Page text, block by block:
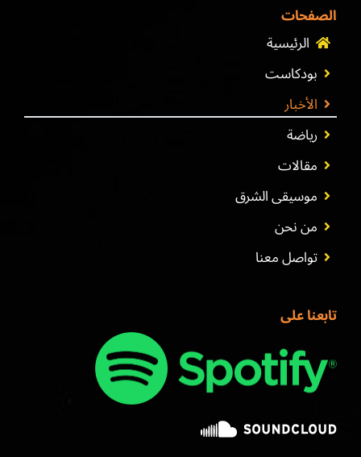
الصفحات
الرئيسية
بودكاست
الأخبار
رياضة
مقالات
موسيقى الشرق
من نحن
تواصل معنا
تابعنا على